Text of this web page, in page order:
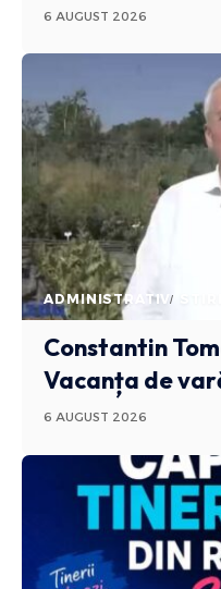
6 AUGUST 2026
ADMINISTRATIV
Constantin
Vacanța de
6 AUGUST 2026